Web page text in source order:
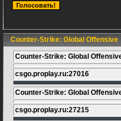
Counter-Strike: Global Offensive
Counter-Strike: Global
csgo.proplay.ru:27016
Counter-Strike: Global
csgo.proplay.ru:27215